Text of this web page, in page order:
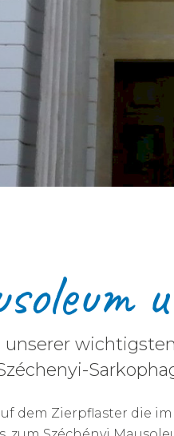
unserer
dem Zierpflaster die